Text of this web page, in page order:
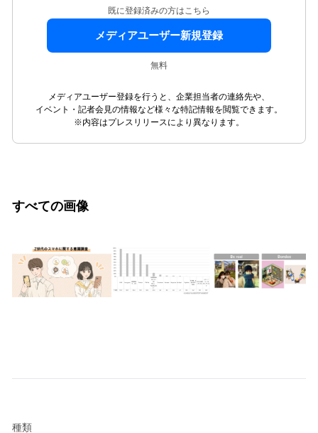
既に登録済みの方はこちら
メディアユーザー新規登録
無料
メディアユーザー登録を行うと、企業担当者の連絡先や、
イベント・記者会見の情報など様々な特記情報を閲覧できます。
※内容はプレスリリースにより異なります。
すべての画像
種類